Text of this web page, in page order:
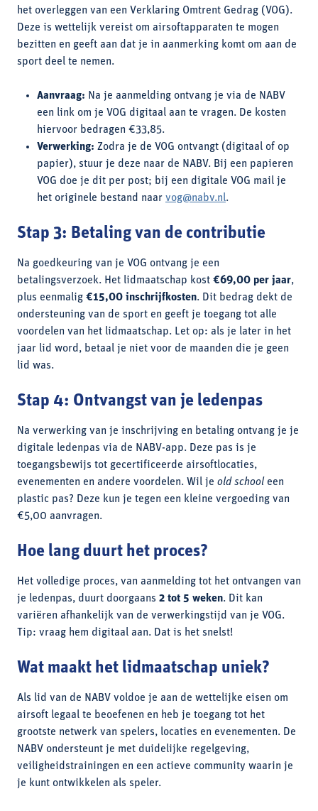
het overleggen van een Verklaring Omtrent Gedrag (VOG).
Deze is wettelijk vereist om airsoftapparaten te mogen
bezitten en geeft aan dat je in aanmerking komt om aan de
sport deel te nemen.
Aanvraag: Na je aanmelding ontvang je via de NABV
een link om je VOG digitaal aan te vragen. De kosten
hiervoor bedragen €33,85.
Verwerking: Zodra je de VOG ontvangt (digitaal of op
papier), stuur je deze naar de NABV. Bij een papieren
VOG doe je dit per post; bij een digitale VOG mail je
het originele bestand naar vog@nabv.nl.
Stap 3: Betaling van de contributie
Na goedkeuring van je VOG ontvang je een
betalingsverzoek. Het lidmaatschap kost €69,00 per jaar,
plus eenmalig €15,00 inschrijfkosten. Dit bedrag dekt de
ondersteuning van de sport en geeft je toegang tot alle
voordelen van het lidmaatschap. Let op: als je later in het
jaar lid word, betaal je niet voor de maanden die je geen
lid was.
Stap 4: Ontvangst van je ledenpas
Na verwerking van je inschrijving en betaling ontvang je je
digitale ledenpas via de NABV-app. Deze pas is je
toegangsbewijs tot gecertificeerde airsoftlocaties,
evenementen en andere voordelen. Wil je old school een
plastic pas? Deze kun je tegen een kleine vergoeding van
€5,00 aanvragen.
Hoe lang duurt het proces?
Het volledige proces, van aanmelding tot het ontvangen van
je ledenpas, duurt doorgaans 2 tot 5 weken. Dit kan
variëren afhankelijk van de verwerkingstijd van je VOG.
Tip: vraag hem digitaal aan. Dat is het snelst!
Wat maakt het lidmaatschap uniek?
Als lid van de NABV voldoe je aan de wettelijke eisen om
airsoft legaal te beoefenen en heb je toegang tot het
grootste netwerk van spelers, locaties en evenementen. De
NABV ondersteunt je met duidelijke regelgeving,
veiligheidstrainingen en een actieve community waarin je
je kunt ontwikkelen als speler.